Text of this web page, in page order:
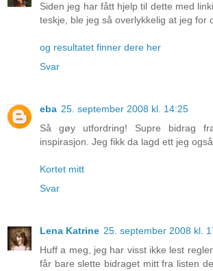
Siden jeg har fått hjelp til dette med
teskje, ble jeg så overlykkelig at jeg for
og resultatet finner dere her
Svar
eba 25. september 2008 kl. 14:25
Så gøy utfordring! Supre bidrag
inspirasjon. Jeg fikk da lagd ett jeg
Kortet mitt
Svar
Lena Katrine 25. september 2008 kl.
Huff a meg, jeg har visst ikke lest
får bare slette bidraget mitt fra listen